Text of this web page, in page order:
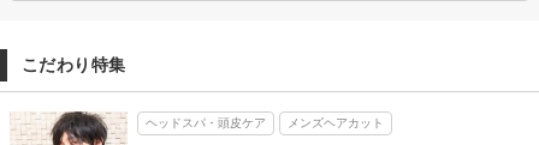
こだわり特集
ヘッドスパ・頭皮ケア メンズヘアカット